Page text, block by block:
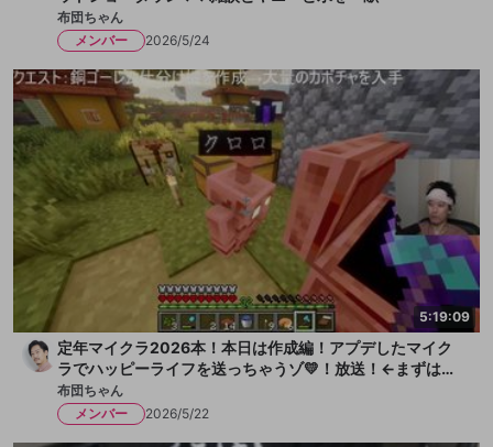
布団ちゃん
メンバー
2026/5/24
5:19:09
定年マイクラ2026本！本日は作成編！アプデしたマイク
ラでハッピーライフを送っちゃうゾ💛！放送！←まずは水
を一献、そして枇杷ゼリーをちびっと
布団ちゃん
メンバー
2026/5/22